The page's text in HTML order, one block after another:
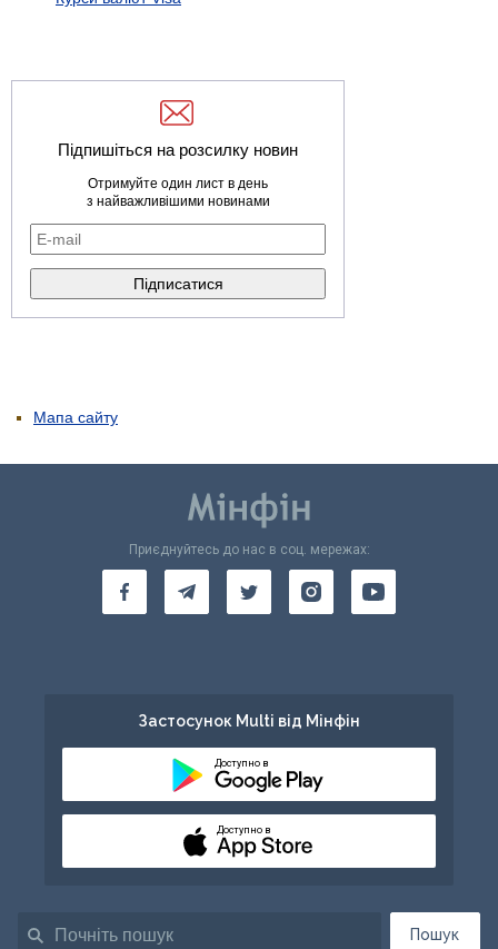
Підпишіться на розсилку новин
Отримуйте один лист в день
з найважливішими новинами
Мапа сайту
Пошук
Приєднуйтесь до нас в соц. мережах:
Застосунок Multi від Мінфін
Доступно в
Доступно в